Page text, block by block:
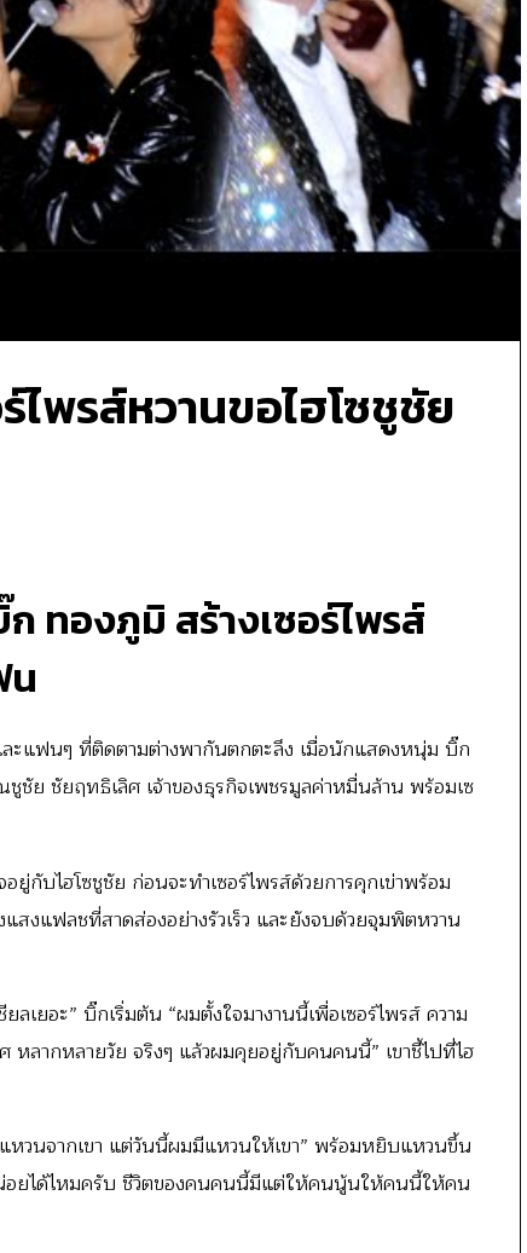
ไพรส์หวานขอไฮโซชูชัย
ก ทองภูมิ สร้างเซอร์ไพรส์
น
ละแฟนๆ ที่ติดตามต่างพากันตกตะลึง เมื่อนักแสดงหนุ่ม บิ๊ก
ชัย ชัยฤทธิเลิศ เจ้าของธุรกิจเพชรมูลค่าหมื่นล้าน พร้อมเซ
กับไฮโซชูชัย ก่อนจะทำเซอร์ไพรส์ด้วยการคุกเข่าพร้อม
สงแฟลชที่สาดส่องอย่างรัวเร็ว และยังจบด้วยจุมพิตหวาน
ลเยอะ” บิ๊กเริ่มต้น “ผมตั้งใจมางานนี้เพื่อเซอร์ไพรส์ ความ
ลากหลายวัย จริงๆ แล้วผมคุยอยู่กับคนคนนี้” เขาชี้ไปที่ไฮ
วนจากเขา แต่วันนี้ผมมีแหวนให้เขา” พร้อมหยิบแหวนขึ้น
ยได้ไหมครับ ชีวิตของคนคนนี้มีแต่ให้คนนู้นให้คนนี้ให้คน